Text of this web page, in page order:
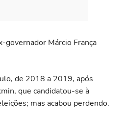
governador Márcio França
de 2018 a 2019, após
que candidatou-se à
mas acabou perdendo.